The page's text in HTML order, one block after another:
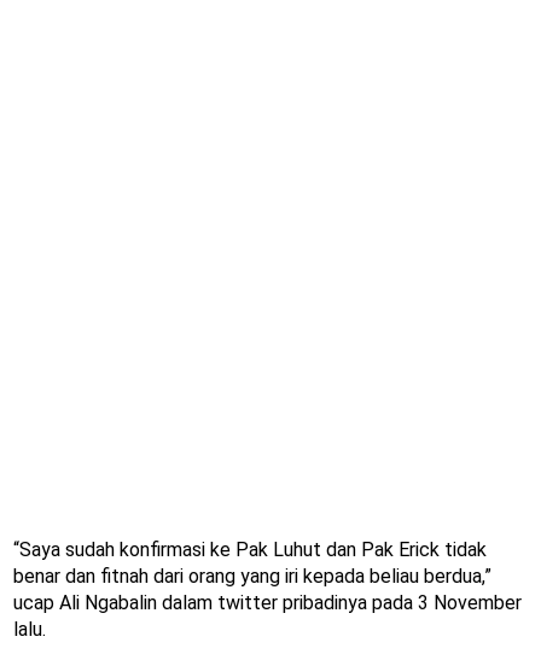
“Saya sudah konfirmasi ke Pak Luhut dan Pak Erick tidak
benar dan fitnah dari orang yang iri kepada beliau berdua,”
ucap Ali Ngabalin dalam twitter pribadinya pada 3 November
lalu.